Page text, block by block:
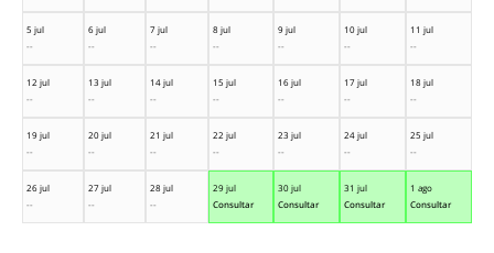
5 jul
--
6 jul
--
7 jul
--
8 jul
--
9 jul
--
10 jul
--
11 jul
--
12 jul
--
13 jul
--
14 jul
--
15 jul
--
16 jul
--
17 jul
--
18 jul
--
19 jul
--
20 jul
--
21 jul
--
22 jul
--
23 jul
--
24 jul
--
25 jul
--
26 jul
--
27 jul
--
28 jul
--
29 jul
Consultar
30 jul
Consultar
31 jul
Consultar
1 ago
Consultar